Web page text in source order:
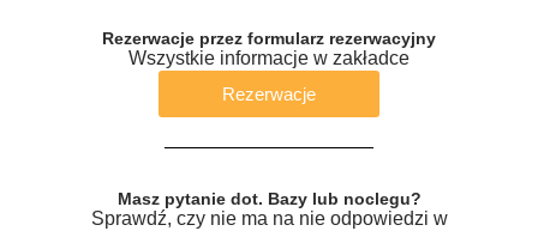
Rezerwacje przez formularz rezerwacyjny
Wszystkie informacje w zakładce
Rezerwacje
Masz pytanie dot. Bazy lub noclegu?
Sprawdź, czy nie ma na nie odpowiedzi w